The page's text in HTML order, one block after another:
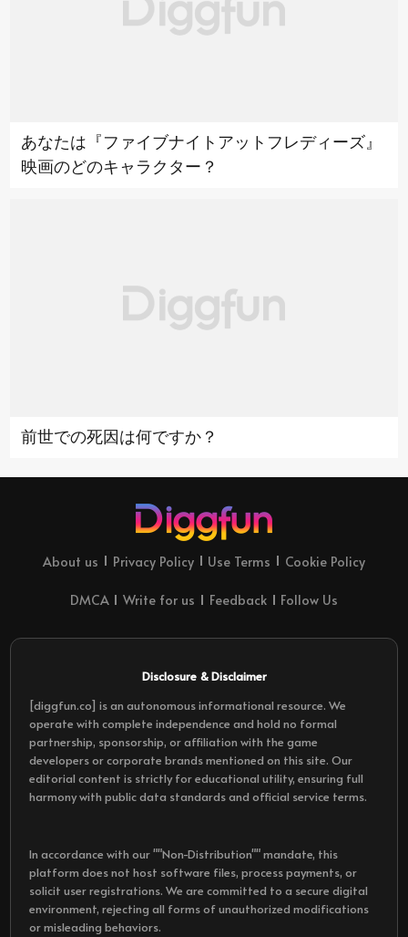
あなたは『ファイブナイトアットフレディーズ』
映画のどのキャラクター？
前世での死因は何ですか？
About us Privacy Policy Use Terms Cookie Policy
DMCA Write for us Feedback Follow Us
Disclosure & Disclaimer
[diggfun.co] is an autonomous informational resource. We
operate with complete independence and hold no formal
partnership, sponsorship, or affiliation with the game
developers or corporate brands mentioned on this site. Our
editorial content is strictly for educational utility, ensuring full
harmony with public data standards and official service terms.
In accordance with our ""Non-Distribution"" mandate, this
platform does not host software files, process payments, or
solicit user registrations. We are committed to a secure digital
environment, rejecting all forms of unauthorized modifications
or misleading behaviors.